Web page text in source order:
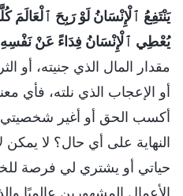
يَنْتَفِعُ ٱلْإِنْسَانُ لَوْ رَبِحَ ٱلْعَالَمَ
يُعْطِي ٱلْإِنْسَانُ فِدَاءً عَنْ
مقدار المال الذي جنيته، أو
أو الإعجاب الذي نلته، فأي
أكسب الحق أو أغير شخصيتي
النهاية على أي حال؟ لا يمكن
حياتي أو يشتري لي فرصة
الأعمال المشهورين عالميًا